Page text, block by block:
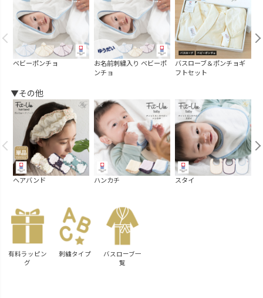
ベビーポンチョ
お名前刺繍入り ベビーポ
ンチョ
バスローブ＆ポンチョギ
フトセット
▼その他
ヘアバンド ハンカチ スタイ
有料ラッピン
グ
刺繍タイプ
バスローブ一
覧